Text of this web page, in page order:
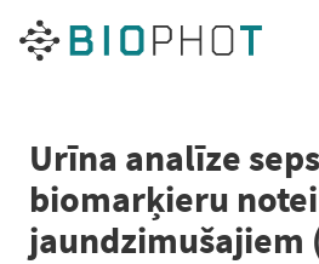
Pāriet
Urīna analīze
biomarķieru
jaundzimušajiem